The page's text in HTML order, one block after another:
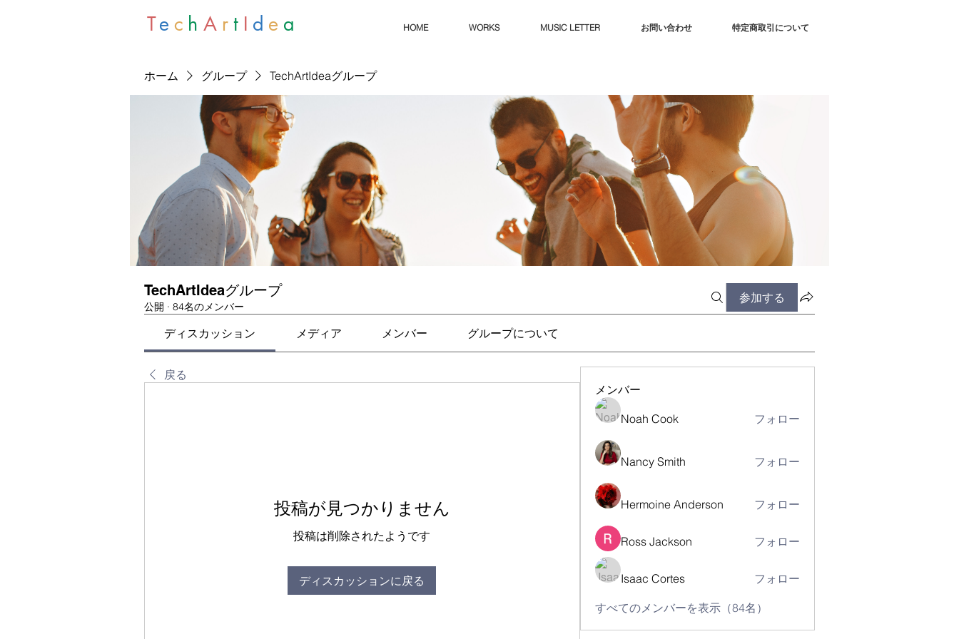
Te c hA r t I d e a HOME WORKS MUSIC LETTER お問い合わせ 特定商取引について
ホーム グループ TechArtIdeaグループ
TechArtIdeaグループ
公開 · 84名のメンバー
参加する
ディスカッション メディア メンバー グループについて
戻る
投稿が見つかりません
投稿は削除されたようです
ディスカッションに戻る
メンバー
Noah Cook フォロー
Nancy Smith フォロー
Hermoine Anderson フォロー
Ross Jackson フォロー
Isaac Cortes フォロー
すべてのメンバーを表示（84名）